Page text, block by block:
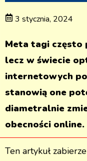
3 stycznia, 2024
Meta tagi często
lecz w świecie
internetowych
stanowią one
diametralnie
obecności online.
Ten artykuł